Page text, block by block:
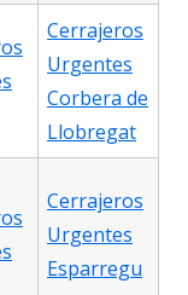
Cerrajeros
Urgentes
Corbera de
Llobregat
Cerrajeros
Urgentes
Esparregu